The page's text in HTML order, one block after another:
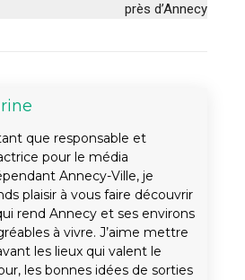
près d’Annecy
que responsable et
pour le média
Annecy-Ville, je
plaisir à vous faire découvrir
rend Annecy et ses environs
à vivre. J’aime mettre
les lieux qui valent le
les bonnes idées de sorties